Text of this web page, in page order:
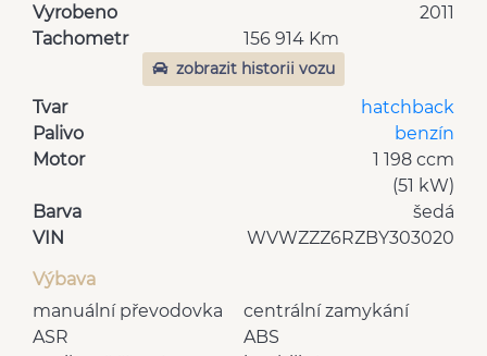
Vyrobeno
2011
Tachometr
156 914 Km
zobrazit historii vozu
Tvar
hatchback
Palivo
benzín
Motor
1 198 ccm
(51 kW)
Barva
šedá
VIN
WVWZZZ6RZBY303020
Výbava
centrální zamykání
manuální převodovka
ABS
ASR